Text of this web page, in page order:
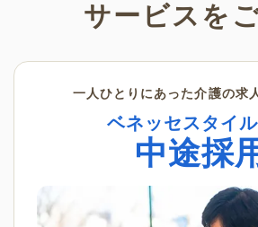
サービスを
一人ひとりにあった介護の求
ベネッセスタイ
中途採